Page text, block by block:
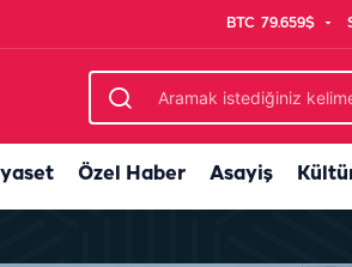
BTC 79.659$
Özel Haber Asayiş
başlamadan düğmeye bastılar...